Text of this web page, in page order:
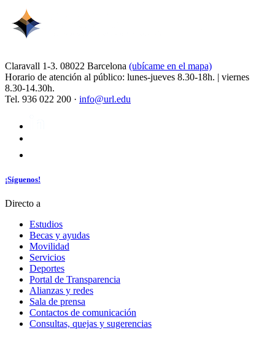
Claravall 1-3. 08022 Barcelona (ubícame en el mapa)
Horario de atención al público: lunes-jueves 8.30-18h. | viernes
8.30-14.30h.
Tel. 936 022 200 · info@url.edu
¡Síguenos!
Directo a
Estudios
Becas y ayudas
Movilidad
Servicios
Deportes
Portal de Transparencia
Alianzas y redes
Sala de prensa
Contactos de comunicación
Consultas, quejas y sugerencias